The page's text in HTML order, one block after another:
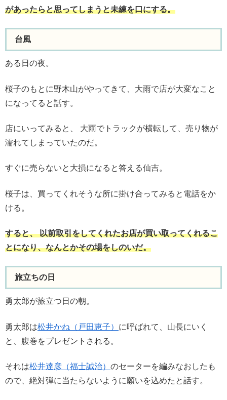
があったらと思ってしまうと未練を口にする。
台風
ある日の夜。
桜子のもとに野木山がやってきて、大雨で店が大変なこと
になってると話す。
店にいってみると、 大雨でトラックが横転して、売り物が
濡れてしまっていたのだ。
すぐに売らないと大損になると答える仙吉。
桜子は、買ってくれそうな所に掛け合ってみると電話をか
ける。
すると、 以前取引をしてくれたお店が買い取ってくれるこ
とになり、なんとかその場をしのいだ。
旅立ちの日
勇太郎が旅立つ日の朝。
勇太郎は松井かね（戸田恵子） に呼ばれて、山長にいく
と、腹巻をプレゼントされる。
それは松井達彦（福士誠治） のセーターを編みなおしたも
ので、絶対弾に当たらないように願いを込めたと話す。